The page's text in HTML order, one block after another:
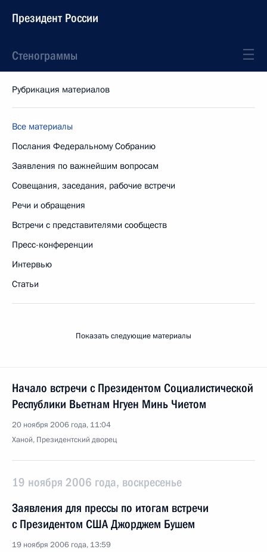
Президент России
Стенограммы
Рубрикация материалов
Все материалы
Послания Федеральному Собранию
Заявления по важнейшим вопросам
Совещания, заседания, рабочие встречи
Речи и обращения
Встречи с представителями сообществ
Пресс-конференции
Интервью
Статьи
Показать следующие материалы
Начало встречи с Президентом Социалистической
Республики Вьетнам Нгуен Минь Чиетом
20 ноября 2006 года, 11:04
Ханой, Президентский дворец
19 ноября 2006 года, воскресенье
Заявления для прессы по итогам встречи
с Президентом США Джорджем Бушем
19 ноября 2006 года, 13:59